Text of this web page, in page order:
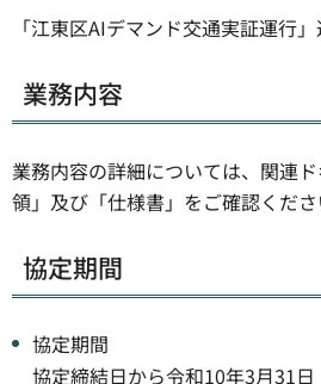
「江東区AIデマンド交通実証運行
業務内容
業務内容の詳細については、関連
領」及び「仕様書」をご確認くださ
協定期間
協定期間
協定締結日から令和10年3月31日